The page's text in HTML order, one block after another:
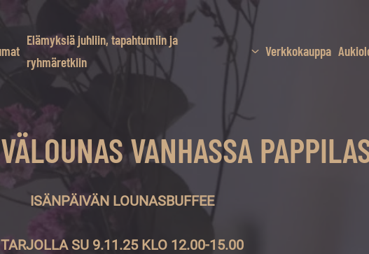
Elämyksiä juhliin, tapahtumiin ja
ryhmäretkiin
Verkkokauppa
VANHASSA
ISÄNPÄIVÄN LOUNASBUFFEE
TARJOLLA SU 9.11.25 KLO 12.00-15.00